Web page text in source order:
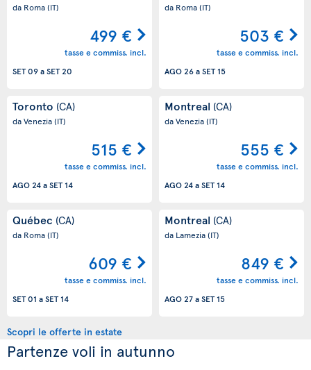
da Roma(IT)
499 €
tasse e commiss. incl.
SET 09aSET 20
da Roma(IT)
503 €
tasse e commiss. incl.
AGO 26aSET 15
Toronto (CA)
da Venezia(IT)
515 €
tasse e commiss. incl.
AGO 24aSET 14
Montreal (CA)
da Venezia(IT)
555 €
tasse e commiss. incl.
AGO 24aSET 14
Québec (CA)
da Roma(IT)
609 €
tasse e commiss. incl.
SET 01 aSET 14
Montreal (CA)
da Lamezia(IT)
849 €
tasse e commiss. incl.
AGO 27aSET 15
Scopri le offerte in estate
Partenze voli in autunno